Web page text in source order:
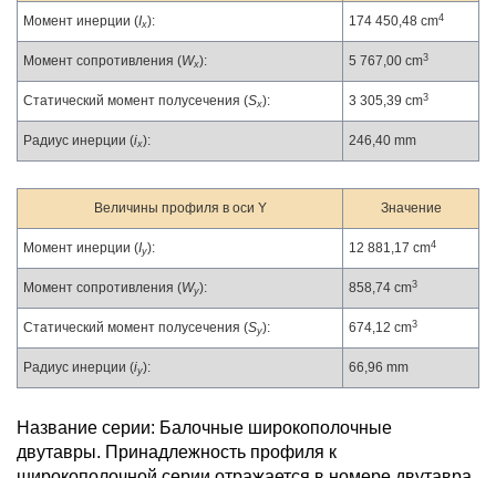
Момент инерции (Ix): 174 450,48 cm4
Момент сопротивления (Wx): 5 767,00 cm3
Статический момент полусечения (Sx): 3 305,39 cm3
Радиус инерции (ix): 246,40 mm
Величины профиля в оси Y Значение
Момент инерции (Iy): 12 881,17 cm4
Момент сопротивления (Wy): 858,74 cm3
Статический момент полусечения (Sy): 674,12 cm3
Радиус инерции (iy): 66,96 mm
Название серии: Балочные широкополочные
двутавры. Принадлежность профиля к